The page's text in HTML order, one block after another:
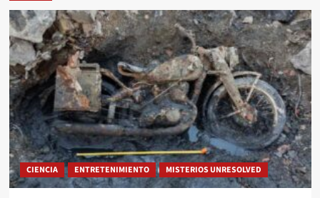
CIENCIA ENTRETENIMIENTO MISTERIOS UNRESOLVED